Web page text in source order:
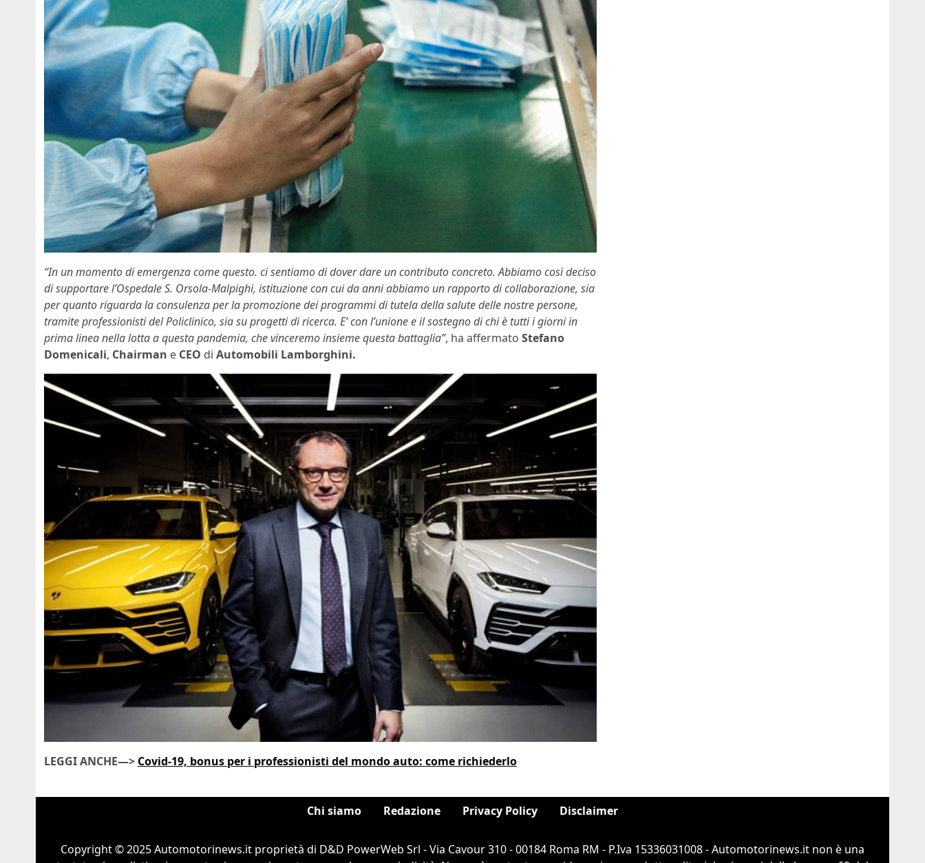
“In un momento di emergenza come questo. ci sentiamo di dover dare un contributo concreto. Abbiamo così deciso
di supportare l’Ospedale S. Orsola-Malpighi, istituzione con cui da anni abbiamo un rapporto di collaborazione, sia
per quanto riguarda la consulenza per la promozione dei programmi di tutela della salute delle nostre persone,
tramite professionisti del Policlinico, sia su progetti di ricerca. E’ con l’unione e il sostegno di chi è tutti i giorni in
prima linea nella lotta a questa pandemia, che vinceremo insieme questa battaglia”, ha affermato Stefano
Domenicali, Chairman e CEO di Automobili Lamborghini.
LEGGI ANCHE—> Covid-19, bonus per i professionisti del mondo auto: come richiederlo
Chi siamo Redazione Privacy Policy Disclaimer
Copyright © 2025 Automotorinews.it proprietà di D&D PowerWeb Srl - Via Cavour 310 - 00184 Roma RM - P.Iva 15336031008 - Automotorinews.it non è una